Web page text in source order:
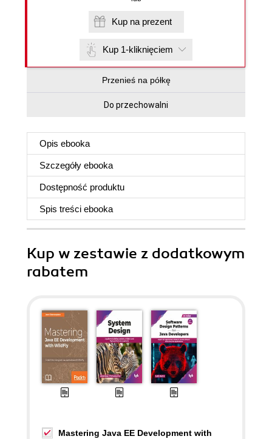
Kup na prezent
Kup 1-kliknięciem
Przenieś na półkę
Do przechowalni
Opis ebooka
Szczegóły ebooka
Dostępność produktu
Spis treści ebooka
Kup w zestawie z dodatkowym
rabatem
Mastering Java EE Development with